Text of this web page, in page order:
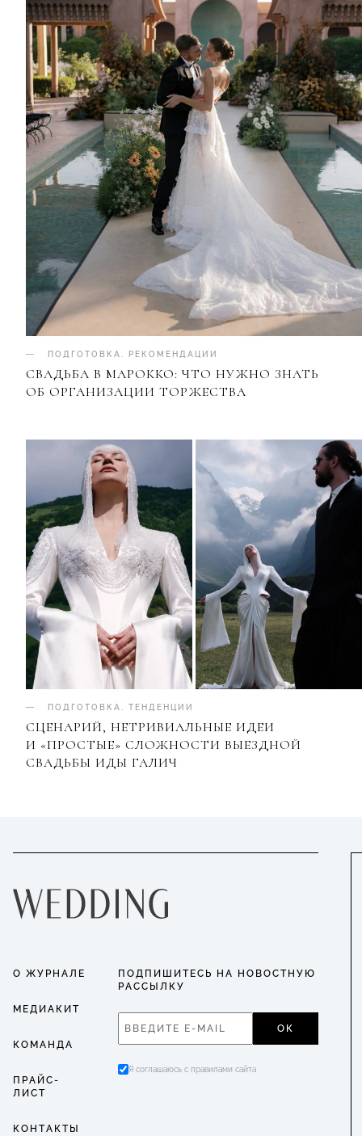
ПОДГОТОВКА РЕКОМЕНДАЦИИ
СВАДЬБА В МАРОККО: ЧТО НУЖНО ЗНАТЬ
ОБ ОРГАНИЗАЦИИ ТОРЖЕСТВА
ПОДГОТОВКА ТЕНДЕНЦИИ
СЦЕНАРИЙ, НЕТРИВИАЛЬНЫЕ ИДЕИ
И «ПРОСТЫЕ» СЛОЖНОСТИ ВЫЕЗДНОЙ
СВАДЬБЫ ИДЫ ГАЛИЧ
О ЖУРНАЛЕ
МЕДИАКИТ
КОМАНДА
ПРАЙС-
ЛИСТ
КОНТАКТЫ
ПОДПИШИТЕСЬ НА НОВОСТНУЮ
РАССЫЛКУ
ОК
Я соглашаюсь с правилами сайта